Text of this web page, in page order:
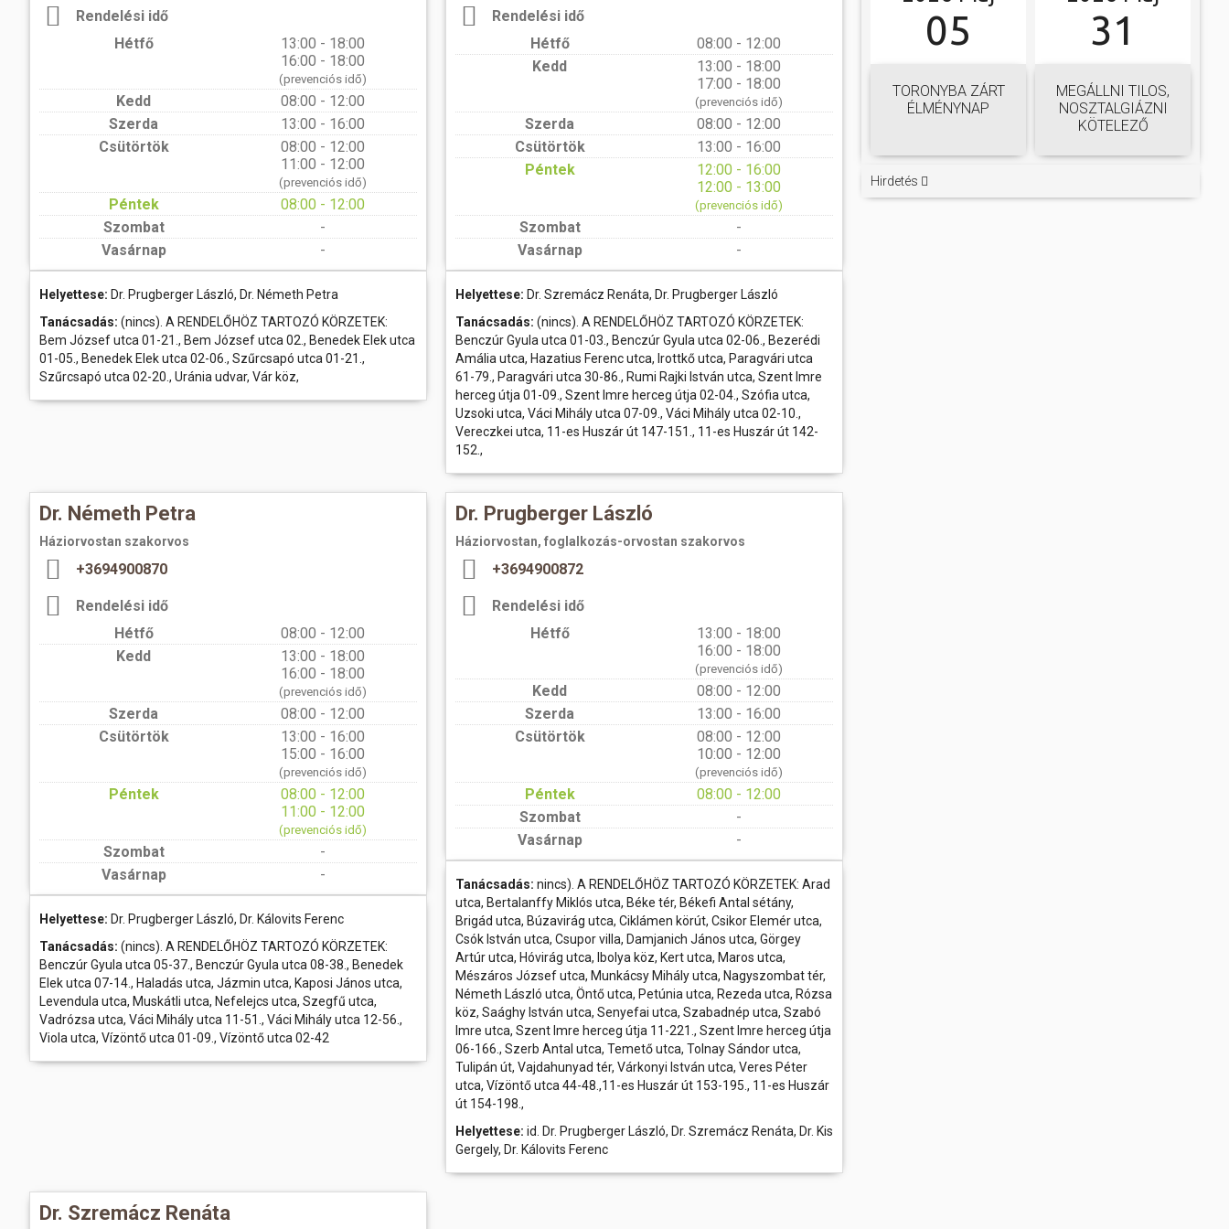
05
TORONYBA ZÁRT
ÉLMÉNYNAP
31
MEGÁLLNI TILOS,
NOSZTALGIÁZNI
KÖTELEZŐ
Hirdetés
Rendelési idő
Hétfő
13:00 - 18:00
16:00 - 18:00
(prevenciós idő)
Kedd
08:00 - 12:00
Szerda
13:00 - 16:00
Csütörtök
08:00 - 12:00
11:00 - 12:00
(prevenciós idő)
Péntek
08:00 - 12:00
Szombat
-
Vasárnap
-
Helyettese: Dr. Prugberger László, Dr. Németh Petra
Tanácsadás: (nincs). A RENDELŐHÖZ TARTOZÓ KÖRZETEK:
Bem József utca 01-21., Bem József utca 02., Benedek Elek utca
01-05., Benedek Elek utca 02-06., Szűrcsapó utca 01-21.,
Szűrcsapó utca 02-20., Uránia udvar, Vár köz,
Rendelési idő
Hétfő
08:00 - 12:00
Kedd
13:00 - 18:00
17:00 - 18:00
(prevenciós idő)
Szerda
08:00 - 12:00
Csütörtök
13:00 - 16:00
Péntek
12:00 - 16:00
12:00 - 13:00
(prevenciós idő)
Szombat
-
Vasárnap
-
Helyettese: Dr. Szremácz Renáta, Dr. Prugberger László
Tanácsadás: (nincs). A RENDELŐHÖZ TARTOZÓ KÖRZETEK:
Benczúr Gyula utca 01-03., Benczúr Gyula utca 02-06., Bezerédi
Amália utca, Hazatius Ferenc utca, Irottkő utca, Paragvári utca
61-79., Paragvári utca 30-86., Rumi Rajki István utca, Szent Imre
herceg útja 01-09., Szent Imre herceg útja 02-04., Szófia utca,
Uzsoki utca, Váci Mihály utca 07-09., Váci Mihály utca 02-10.,
Vereczkei utca, 11-es Huszár út 147-151., 11-es Huszár út 142-
152.,
Dr. Németh Petra
Háziorvostan szakorvos
+3694900870
Rendelési idő
Hétfő
08:00 - 12:00
Kedd
13:00 - 18:00
16:00 - 18:00
(prevenciós idő)
Szerda
08:00 - 12:00
Csütörtök
13:00 - 16:00
15:00 - 16:00
(prevenciós idő)
Péntek
08:00 - 12:00
11:00 - 12:00
(prevenciós idő)
Szombat
-
Vasárnap
-
Helyettese: Dr. Prugberger László, Dr. Kálovits Ferenc
Tanácsadás: (nincs). A RENDELŐHÖZ TARTOZÓ KÖRZETEK:
Benczúr Gyula utca 05-37., Benczúr Gyula utca 08-38., Benedek
Elek utca 07-14., Haladás utca, Jázmin utca, Kaposi János utca,
Levendula utca, Muskátli utca, Nefelejcs utca, Szegfű utca,
Vadrózsa utca, Váci Mihály utca 11-51., Váci Mihály utca 12-56.,
Viola utca, Vízöntő utca 01-09., Vízöntő utca 02-42
Dr. Prugberger László
Háziorvostan, foglalkozás-orvostan szakorvos
+3694900872
Rendelési idő
Hétfő
13:00 - 18:00
16:00 - 18:00
(prevenciós idő)
Kedd
08:00 - 12:00
Szerda
13:00 - 16:00
Csütörtök
08:00 - 12:00
10:00 - 12:00
(prevenciós idő)
Péntek
08:00 - 12:00
Szombat
-
Vasárnap
-
Tanácsadás: nincs). A RENDELŐHÖZ TARTOZÓ KÖRZETEK: Arad
utca, Bertalanffy Miklós utca, Béke tér, Békefi Antal sétány,
Brigád utca, Búzavirág utca, Ciklámen körút, Csikor Elemér utca,
Csók István utca, Csupor villa, Damjanich János utca, Görgey
Artúr utca, Hóvirág utca, Ibolya köz, Kert utca, Maros utca,
Mészáros József utca, Munkácsy Mihály utca, Nagyszombat tér,
Németh László utca, Öntő utca, Petúnia utca, Rezeda utca, Rózsa
köz, Saághy István utca, Senyefai utca, Szabadnép utca, Szabó
Imre utca, Szent Imre herceg útja 11-221., Szent Imre herceg útja
06-166., Szerb Antal utca, Temető utca, Tolnay Sándor utca,
Tulipán út, Vajdahunyad tér, Várkonyi István utca, Veres Péter
utca, Vízöntő utca 44-48.,11-es Huszár út 153-195., 11-es Huszár
út 154-198.,
Helyettese: id. Dr. Prugberger László, Dr. Szremácz Renáta, Dr. Kis
Gergely, Dr. Kálovits Ferenc
Dr. Szremácz Renáta